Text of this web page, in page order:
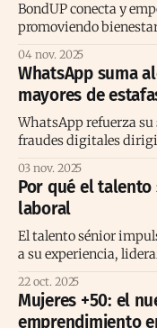
BondUP conecta y
promoviendo
04 nov. 2025
WhatsApp suma
mayores de
WhatsApp refuerza
fraudes digitales
03 nov. 2025
Por qué el
laboral
El talento sénior
a su experiencia,
22 oct. 2025
Mujeres +50: el
emprendimiento